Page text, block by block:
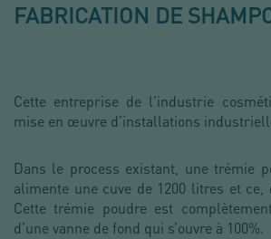
FABRICATION DE
Cette entreprise de l'industrie
mise en œuvre d’installations
Dans le process existant, une trémie
alimente une cuve de 1200 litres et ce,
Cette trémie poudre est
d’une vanne de fond qui s’ouvre à 100%.